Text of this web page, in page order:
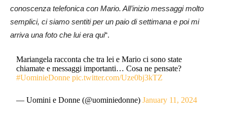
conoscenza telefonica con Mario. All’inizio messaggi molto
semplici, ci siamo sentiti per un paio di settimana e poi mi
arriva una foto che lui era qui“.
Mariangela racconta che tra lei e Mario ci sono state
chiamate e messaggi importanti… Cosa ne pensate?
#UominieDonne pic.twitter.com/Uze0bj3kTZ
— Uomini e Donne (@uominiedonne)January 11, 2024